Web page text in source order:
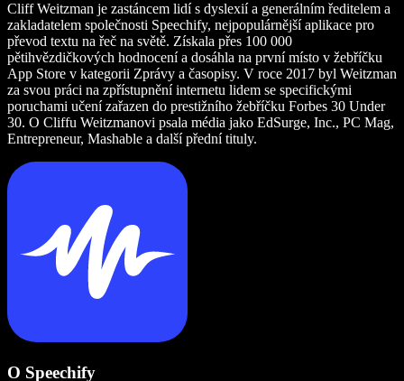
Cliff Weitzman je zastáncem lidí s dyslexií a generálním ředitelem a
zakladatelem společnosti Speechify, nejpopulárnější aplikace pro
převod textu na řeč na světě. Získala přes 100 000
pětihvězdičkových hodnocení a dosáhla na první místo v žebříčku
App Store v kategorii Zprávy a časopisy. V roce 2017 byl Weitzman
za svou práci na zpřístupnění internetu lidem se specifickými
poruchami učení zařazen do prestižního žebříčku Forbes 30 Under
30. O Cliffu Weitzmanovi psala média jako EdSurge, Inc., PC Mag,
Entrepreneur, Mashable a další přední tituly.
O Speechify